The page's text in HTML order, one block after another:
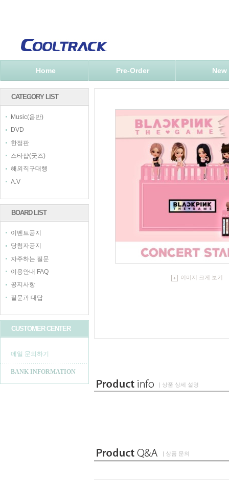
Home Pre-Order New
CATEGORY LIST
Music(음반)
DVD
한정판
스타샵(굿즈)
해외직구대행
A.V
BOARD LIST
이벤트공지
당첨자공지
자주하는 질문
이용안내 FAQ
공지사항
질문과 대답
CUSTOMER CENTER
메일 문의하기
BANK INFORMATION
이미지 크게 보기
| 상품 상세 설명
| 상품 문의